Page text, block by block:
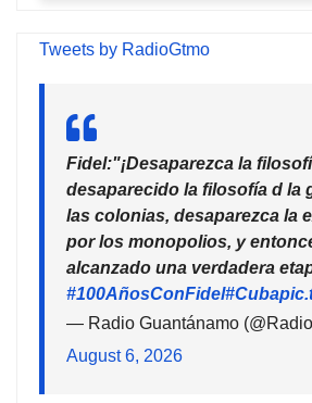
Tweets by RadioGtmo
Fidel:"¡Desaparezca la
desaparecido la filosofía d la
las colonias, desaparezca la
por los monopolios, y
alcanzado una verdadera
#100AñosConFidel#Cuba
— Radio Guantánamo
August 6, 2026